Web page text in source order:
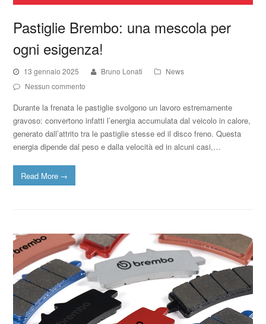
Pastiglie Brembo: una mescola per
ogni esigenza!
13 gennaio 2025 Bruno Lonati
News
Nessun commento
Durante la frenata le pastiglie svolgono un lavoro estremamente
gravoso: convertono infatti l’energia accumulata dal veicolo in calore,
generato dall’attrito tra le pastiglie stesse ed il disco freno. Questa
energia dipende dal peso e dalla velocità ed in alcuni casi,…
Read More →